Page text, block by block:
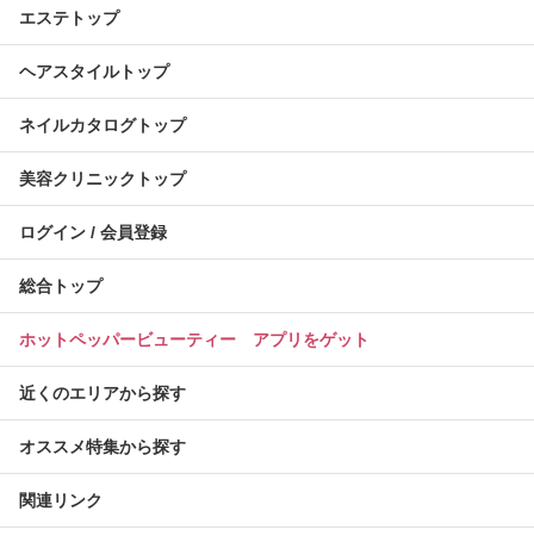
エステトップ
ヘアスタイルトップ
ネイルカタログトップ
美容クリニックトップ
ログイン / 会員登録
総合トップ
ホットペッパービューティー アプリをゲット
近くのエリアから探す
オススメ特集から探す
関連リンク